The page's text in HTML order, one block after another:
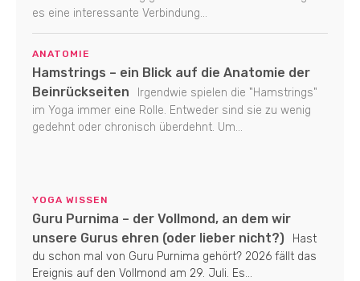
es eine interessante Verbindung...
ANATOMIE
Hamstrings – ein Blick auf die Anatomie der
Beinrückseiten
Irgendwie spielen die "Hamstrings"
im Yoga immer eine Rolle. Entweder sind sie zu wenig
gedehnt oder chronisch überdehnt. Um...
YOGA WISSEN
Guru Purnima – der Vollmond, an dem wir
unsere Gurus ehren (oder lieber nicht?)
Hast
du schon mal von Guru Purnima gehört? 2026 fällt das
Ereignis auf den Vollmond am 29. Juli. Es...